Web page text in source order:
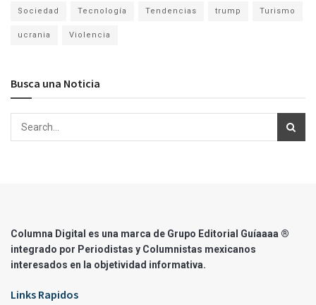
Sociedad Tecnología Tendencias trump Turismo
ucrania Violencia
Busca una Noticia
Columna Digital es una marca de Grupo Editorial Guíaaaa ®
integrado por Periodistas y Columnistas mexicanos
interesados en la objetividad informativa.
Links Rapidos